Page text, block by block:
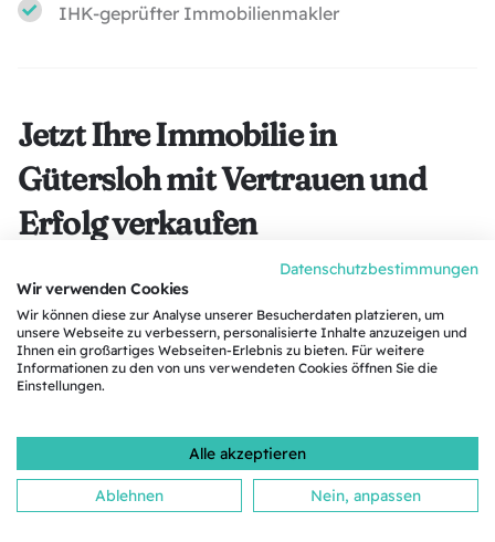
IHK-geprüfter Immobilienmakler
Jetzt Ihre Immobilie in
Gütersloh mit Vertrauen und
Erfolg verkaufen
Eine Immobilie zu verkaufen in Gütersloh ist
Vertrauenssache und bei Hokamp & Thiele in
den besten Händen. Wir begleiten Sie mit
Erfahrung, Transparenz und persönlicher
Vereinbaren Sie jetzt eine unverbindliche
Beratung und erfahren Sie, wie Sie gemeinsam
Datenschutzbestimmungen
Wir verwenden Cookies
Wir können diese zur Analyse unserer Besucherdaten platzieren, um
unsere Webseite zu verbessern, personalisierte Inhalte anzuzeigen und
Ihnen ein großartiges Webseiten-Erlebnis zu bieten. Für weitere
Informationen zu den von uns verwendeten Cookies öffnen Sie die
Einstellungen.
Alle akzeptieren
Ablehnen Nein, anpassen